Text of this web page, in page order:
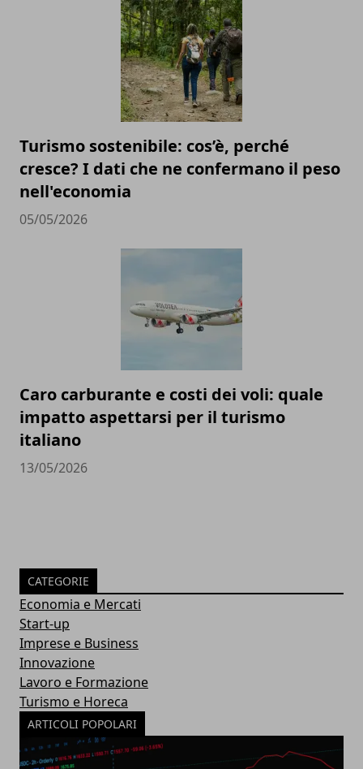
Turismo sostenibile: cos’è, perché
cresce? I dati che ne confermano il peso
nell'economia
05/05/2026
Caro carburante e costi dei voli: quale
impatto aspettarsi per il turismo
italiano
13/05/2026
CATEGORIE
Economia e Mercati
Start-up
Imprese e Business
Innovazione
Lavoro e Formazione
Turismo e Horeca
ARTICOLI POPOLARI